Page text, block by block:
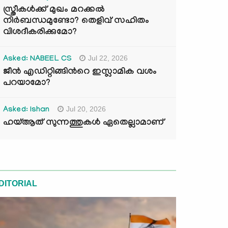
സ്ത്രീകൾക്ക് മുഖം മറക്കൽ
നിർബന്ധമുണ്ടോ? തെളിവ് സഹിതം
വിശദീകരിക്കുമോ?
Asked: NABEEL CS Jul 22, 2026
ജീൻ എഡിറ്റിങ്ങിന്‍റെ ഇസ്ലാമിക വശം
പറയാമോ?
Asked: Ishan Jul 20, 2026
ഹയ്ആത് സുന്നത്തുകൾ ഏതെല്ലാമാണ്